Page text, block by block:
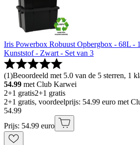
Iris Powerbox Robuust Opbergbox - 68L -
Kunststof - Zwart - Set van 3
(1)Beoordeeld met 5.0 van de 5 sterren, 1
54.99 met Club Karwei
2+1 gratis2+1 gratis
2+1 gratis, voordeelprijs: 54.99 euro met
54.99
Prijs: 54.99 euro